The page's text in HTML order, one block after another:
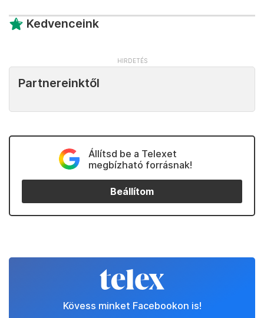
Kedvenceink
Partnereinktől
Állítsd be a Telexet
megbízható forrásnak!
Beállítom
Kövess minket Facebookon is!